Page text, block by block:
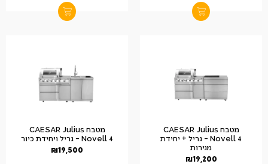
מטבח CAESAR Julius
Novell 4 – גריל + יחידת
מגירות
₪19,200
מטבח CAESAR Julius
Novell 4 – גריל ויחידת כיור
₪19,500